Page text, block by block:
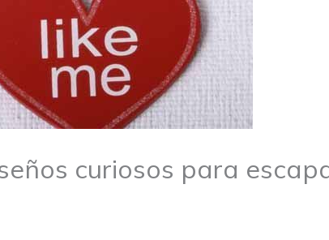
curiosos para